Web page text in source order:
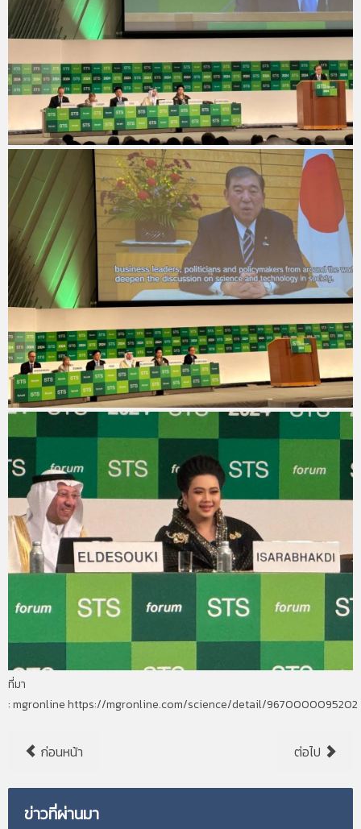
ที่มา
: mgronline https://mgronline.com/science/detail/9670000095202
ก่อนหน้า ต่อไป
ข่าวที่ผ่านมา